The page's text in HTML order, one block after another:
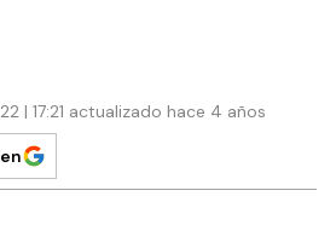
| 17:21 actualizado hace 4 años